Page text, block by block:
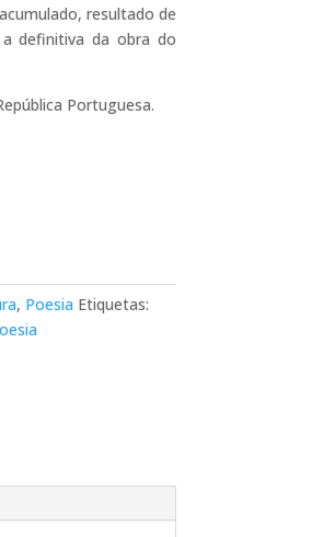
resultado de
definitiva da obra do
Portuguesa.
, Poesia Etiquetas: